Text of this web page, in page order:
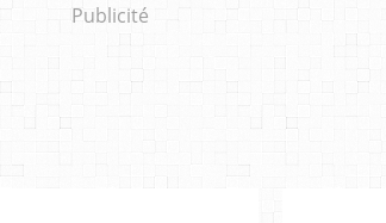
Publicité